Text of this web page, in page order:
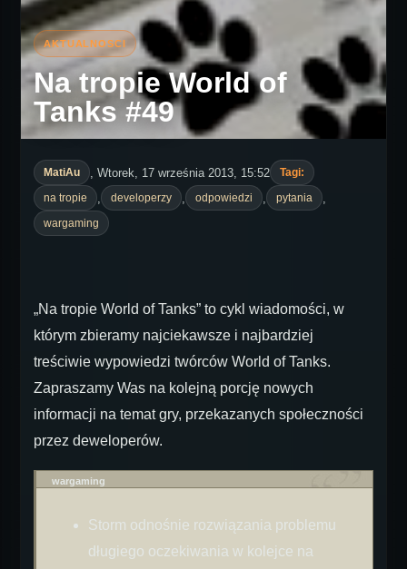
Na tropie World of
Tanks #49
MatiAu , Wtorek, 17 września 2013, 15:52
Tagi:
na tropie
developerzy odpowiedzi pytania
wargaming
„Na tropie World of Tanks” to cykl wiadomości, w
którym zbieramy najciekawsze i najbardziej
treściwie wypowiedzi twórców World of Tanks.
Zapraszamy Was na kolejną porcję nowych
informacji na temat gry, przekazanych społeczności
przez deweloperów.
wargaming
Storm odnośnie rozwiązania problemu
długiego oczekiwania w kolejce na